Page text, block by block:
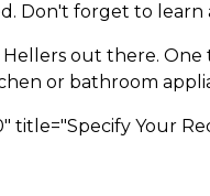
Don't forget to
out there.
or bathroom
title="Specify Your